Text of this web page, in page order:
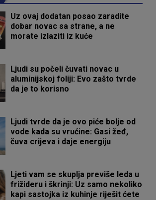
Uz ovaj dodatan posao zaradite
dobar novac sa strane, a ne
morate izlaziti iz kuće
Ljudi su počeli čuvati novac u
aluminijskoj foliji: Evo zašto tvrde
da je to korisno
Ljudi tvrde da je ovo piće bolje od
vode kada su vrućine: Gasi žeđ,
čuva crijeva i daje energiju
Ljeti vam se skuplja previše leda u
frižideru i škrinji: Uz samo nekoliko
kapi sastojka iz kuhinje riješit ćete